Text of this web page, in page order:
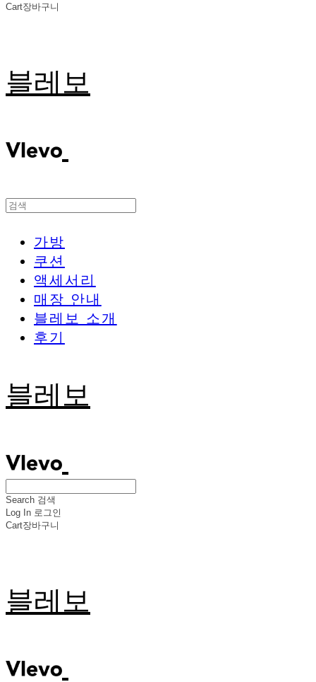
Cart장바구니
블레보
가방
쿠션
액세서리
매장 안내
블레보 소개
후기
블레보
Search 검색
Log In 로그인
Cart장바구니
블레보